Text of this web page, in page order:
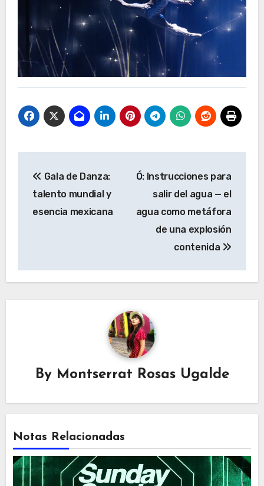
de
entradas
Gala de Danza:
talento mundial y
esencia mexicana
Ó: Instrucciones para
salir del agua — el
agua como metáfora
de una explosión
contenida
By Montserrat Rosas Ugalde
Notas Relacionadas